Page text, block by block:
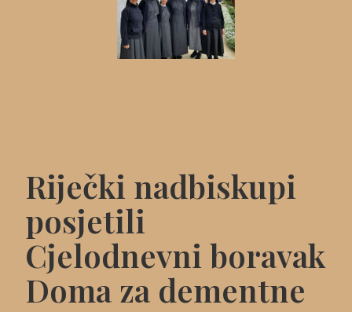
Riječki nadbiskupi
posjetili
Cjelodnevni boravak
Doma za dementne